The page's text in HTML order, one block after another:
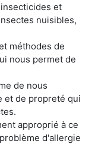
et
nuisibles,
méthodes de
nous permet de
de nous
et de propreté qui
approprié à ce
d'allergie